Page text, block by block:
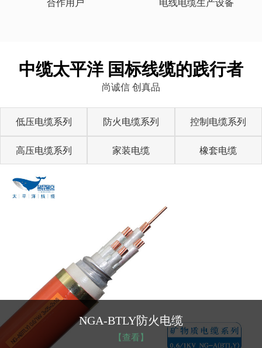
合作用户 电线电缆生产设备
中缆太平洋 国标线缆的践行者
尚诚信 创真品
低压电缆系列 防火电缆系列 控制电缆系列
高压电缆系列 家装电缆 橡套电缆
NGA-BTLY防火电缆
【查看】